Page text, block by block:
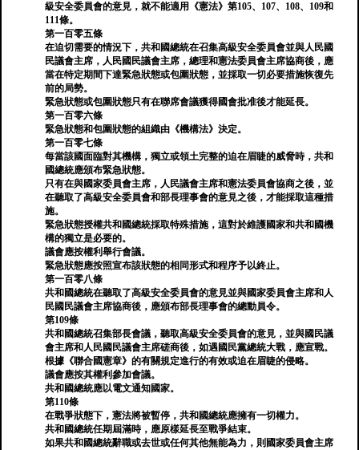
級安全委員會的意見，就不能適用《憲法》第105、107、108、109和
111條。
第一百零五條
在迫切需要的情況下，共和國總統在召集高級安全委員會並與人民國
民議會主席，人民國民議會主席，總理和憲法委員會主席協商後，應
當在特定期間下達緊急狀態或包圍狀態，並採取一切必要措施恢復先
前的局勢。
緊急狀態或包圍狀態只有在聯席會議獲得國會批准後才能延長。
第一百零六條
緊急狀態和包圍狀態的組織由《機構法》決定。
第一百零七條
每當該國面臨對其機構，獨立或領土完整的迫在眉睫的威脅時，共和
國總統應頒布緊急狀態。
只有在與國家委員會主席，人民議會主席和憲法委員會協商之後，並
在聽取了高級安全委員會和部長理事會的意見之後，才能採取這種措
施。
緊急狀態授權共和國總統採取特殊措施，這對於維護國家和共和國機
構的獨立是必要的。
議會應按權利舉行會議。
緊急狀態應按照宣布該狀態的相同形式和程序予以終止。
第一百零八條
共和國總統在聽取了高級安全委員會的意見並與國家委員會主席和人
民國民議會主席協商後，應頒布部長理事會的總動員令。
第109條
共和國總統召集部長會議，聽取高級安全委員會的意見，並與國民議
會主席和人民國民議會主席磋商後，如遇國民黨總統大戰，應宣戰。
根據《聯合國憲章》的有關規定進行的有效或迫在眉睫的侵略。
議會應按其權利參加會議。
共和國總統應以電文通知國家。
第110條
在戰爭狀態下，憲法將被暫停，共和國總統應擁有一切權力。
共和國總統任期屆滿時，應原樣延長至戰爭結束。
如果共和國總統辭職或去世或任何其他無能為力，則國家委員會主席